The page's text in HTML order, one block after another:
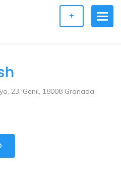
+
23, Genil, 18008 Granada